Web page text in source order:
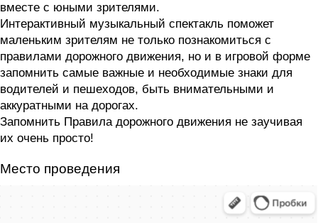
вместе с юными зрителями.
Интерактивный музыкальный спектакль поможет
маленьким зрителям не только познакомиться с
правилами дорожного движения, но и в игровой форме
запомнить самые важные и необходимые знаки для
водителей и пешеходов, быть внимательными и
аккуратными на дорогах.
Запомнить Правила дорожного движения не заучивая
их очень просто!
Место проведения